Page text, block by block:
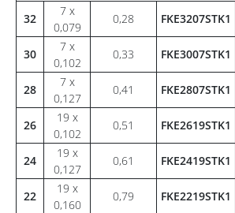
32
7 x
0,079
0,28 FKE3207STK1
30
7 x
0,102
0,33 FKE3007STK1
28
7 x
0,127
0,41 FKE2807STK1
26
19 x
0,102
0,51 FKE2619STK1
24
19 x
0,127
0,61 FKE2419STK1
22
19 x
0,160
0,79 FKE2219STK1